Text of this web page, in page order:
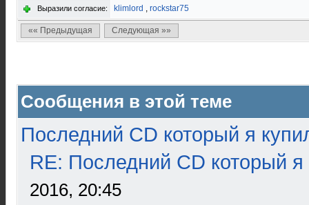
Выразили согласие: klimlord , rockstar75
«« Предыдущая Следующая »»
Сообщения в этой теме
Последний CD который я
RE: Последний CD который я
2016, 20:45